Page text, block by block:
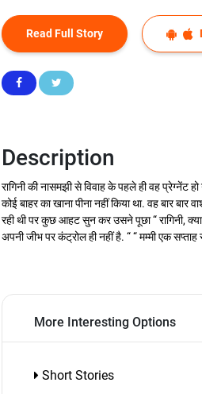
Read Full Story
Description
रागिनी की नासमझी से विवाह के पहले ही वह प्रेग्नेंट
कोई बाहर का खाना पीना नहीं किया था. वह बार
रही थी पर कुछ आहट सुन कर उसने पूछा “ रागिनी,
अपनी जीभ पर कंट्रोल ही नहीं है. “ “ मम्मी एक
More Interesting Options
Short Stories